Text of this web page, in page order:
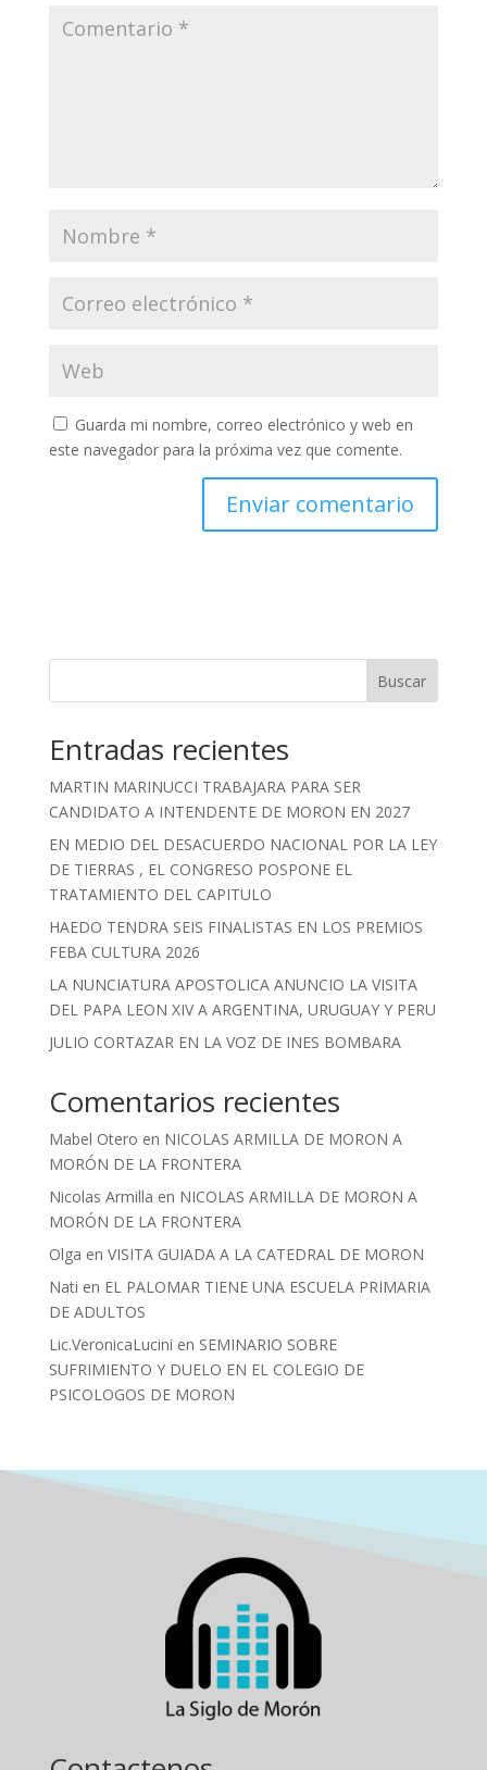
Guarda mi nombre, correo electrónico y web en
este navegador para la próxima vez que comente.
Buscar
Entradas recientes
MARTIN MARINUCCI TRABAJARA PARA SER
CANDIDATO A INTENDENTE DE MORON EN 2027
EN MEDIO DEL DESACUERDO NACIONAL POR LA LEY
DE TIERRAS , EL CONGRESO POSPONE EL
TRATAMIENTO DEL CAPITULO
HAEDO TENDRA SEIS FINALISTAS EN LOS PREMIOS
FEBA CULTURA 2026
LA NUNCIATURA APOSTOLICA ANUNCIO LA VISITA
DEL PAPA LEON XIV A ARGENTINA, URUGUAY Y PERU
JULIO CORTAZAR EN LA VOZ DE INES BOMBARA
Comentarios recientes
Mabel Otero en NICOLAS ARMILLA DE MORON A
MORÓN DE LA FRONTERA
Nicolas Armilla en NICOLAS ARMILLA DE MORON A
MORÓN DE LA FRONTERA
Olga en VISITA GUIADA A LA CATEDRAL DE MORON
Nati en EL PALOMAR TIENE UNA ESCUELA PRIMARIA
DE ADULTOS
Lic.VeronicaLucini en SEMINARIO SOBRE
SUFRIMIENTO Y DUELO EN EL COLEGIO DE
PSICOLOGOS DE MORON